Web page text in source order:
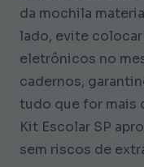
da mochila
lado, evite
eletrônicos no
cadernos,
tudo que for mais
Kit Escolar SP
sem riscos de